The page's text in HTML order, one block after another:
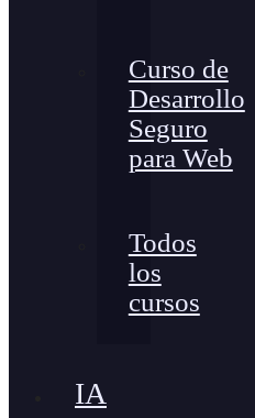
Curso de
Desarrollo
Seguro
para Web
Todos
los
cursos
IA